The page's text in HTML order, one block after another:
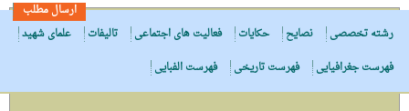
ارسال مطلب
رشته تخصصی
نصایح حکایات فعالیت های اجتماعی تالیفات
علمای شهید
فهرست جغرافیایی
فهرست تاریخی فهرست الفبایی